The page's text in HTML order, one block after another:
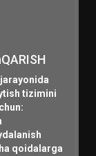
jarayonida
tizimini
qoidalarga